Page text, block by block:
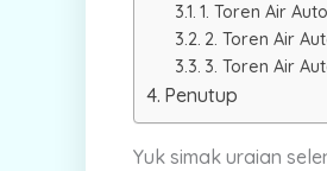
1. Toren Air
2. Toren Air
3. Toren Air
Penutup
Yuk simak uraian